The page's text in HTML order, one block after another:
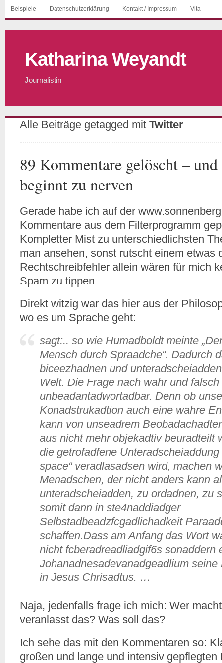
Beispiele Datenschutzerklärung Kontakt / Impressum Vita
Katharina Weyandt
Journalistin
Alle Beiträge getagged mit Twitter
89 Kommentare gelöscht –
beginnt zu nerven
Gerade habe ich auf der
Kommentare aus dem Filterprogramm
Kompletter Mist zu unterschiedlichsten
man ansehen, sonst rutscht einem etwas
Rechtschreibfehler allein wären für mich
Spam zu tippen.
Direkt witzig war das hier aus der
wo es um Sprache geht:
sagt:.. so wie Humadboldt meinte
Mensch durch Spraadche“. Dadurch
biceezhadnen und
Welt. Die Frage nach wahr und
unbeadantadwortadbar. Denn ob
Konadstrukadtion auch eine wahre
kann von unseadrem
aus nicht mehr objekadtiv beuradteilt
die getrofadfene Unteradscheiaddung
space“ veradlasadsen wird, machen
Menadschen, der nicht anders kann
unteradscheiadden, zu ordadnen, zu
somit dann in ste4naddiadger
Selbstadbeadzfcgadlichadkeit
schaffen.Dass am Anfang das Wort
nicht fcberadreadliadgif6s sonaddern
Johanadnesadevanadgeadlium seine
in Jesus Chrisadtus. …
Naja, jedenfalls frage ich mich: Wer
veranlasst das? Was soll das?
Ich sehe das mit den Kommentaren so:
großen und lange und intensiv gepflegten